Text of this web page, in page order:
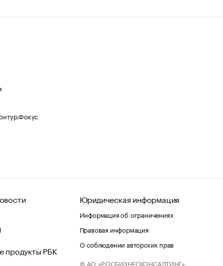
продукты РБК
Юридическая информация
Информация об ограничениях
Правовая информация
О соблюдении авторских прав
© АО «РОСБИЗНЕСКОНСАЛТИНГ»,